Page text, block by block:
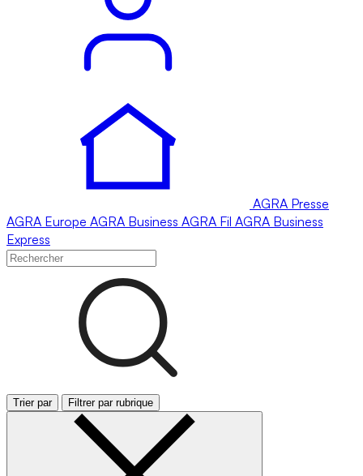
AGRA Presse
AGRA Europe AGRA Business AGRA Fil AGRA Business
Express
Trier par Filtrer par rubrique